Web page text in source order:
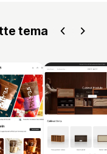
tema